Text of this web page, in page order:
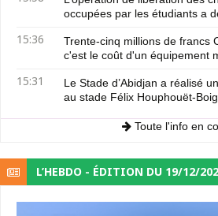
occupées par les étudiants a
15:36
Trente-cinq millions de francs
c'est le coût d'un équipement
15:31
Le Stade d’Abidjan a réalisé
au stade Félix Houphouët-
Toute l'info en
L’HEBDO - ÉDITION DU 19/12/